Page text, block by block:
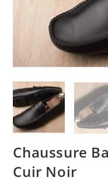
Chaussure
Cuir Noir